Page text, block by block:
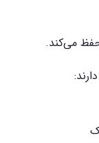
حفظ می‌کند.